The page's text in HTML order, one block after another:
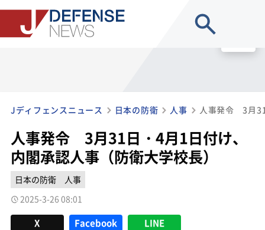
Jディフェンスニュース 日本の防衛 人事
人事発令 3月31日・4月1日付け、
内閣承認人事（防衛大学校長）
日本の防衛
人事
2025-3-26 08:01
X Facebook LINE